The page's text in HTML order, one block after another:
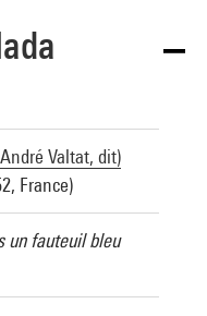
Valtat, dit)
France)
un fauteuil bleu